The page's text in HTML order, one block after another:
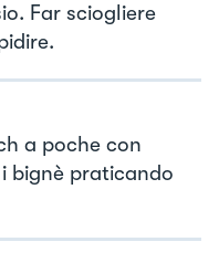
Far sciogliere
a poche con
bignè praticando